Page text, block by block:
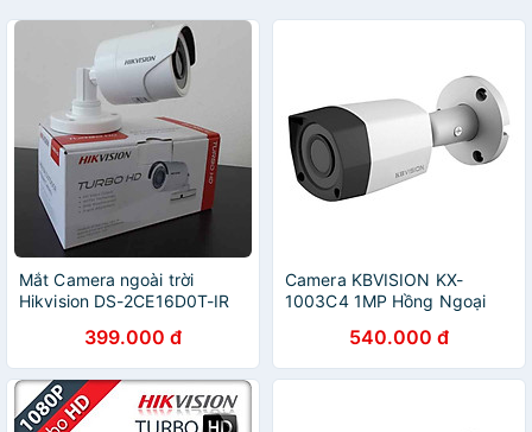
Mắt Camera ngoài trời
Hikvision DS-2CE16D0T-IR
399.000 đ
Camera KBVISION KX-
1003C4 1MP Hồng Ngoại
Chính Hãng540.000 đ